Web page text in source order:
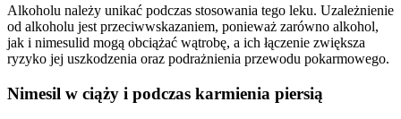
Alkoholu należy unikać podczas stosowania tego leku. Uzależnienie
od alkoholu jest przeciwwskazaniem, ponieważ zarówno alkohol,
jak i nimesulid mogą obciążać wątrobę, a ich łączenie zwiększa
ryzyko jej uszkodzenia oraz podrażnienia przewodu pokarmowego.
Nimesil w ciąży i podczas karmienia piersią